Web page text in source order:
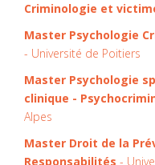
Criminologie et
Master Psychologie
- Université de Poitiers
Master Psychologie
clinique -
Alpes
Master Droit de la
Responsabilités -